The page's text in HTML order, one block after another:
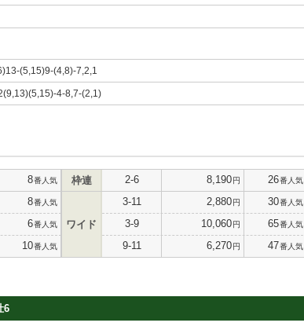
(5,15)9-(4,8)-7,2,1
4-8,7-(2,1)
8番人気
8番人気
6番人気
10番人気
枠連 2-6 8,190円 26番人気
ワイド
3-11 2,880円 30番人気
3-9 10,060円 65番人気
9-11 6,270円 47番人気
6